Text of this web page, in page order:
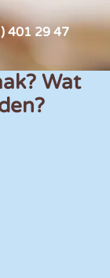
401 29 47
Wat